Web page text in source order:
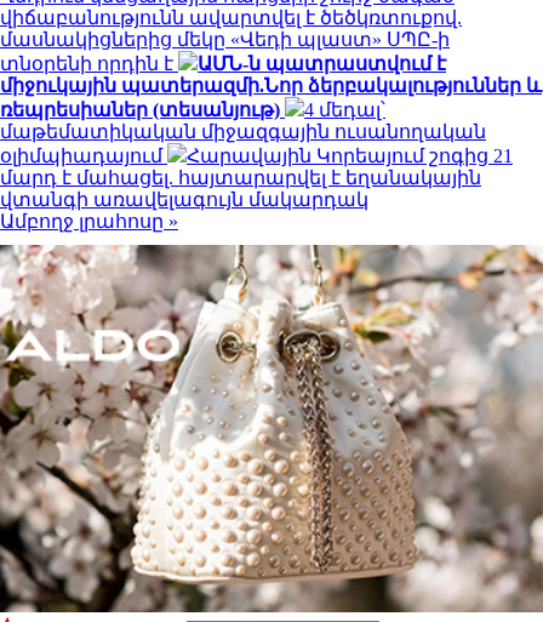
վիճաբանությունն ավարտվել է ծեծկռտուքով.
մասնակիցներից մեկը «Վեդի պլաստ» ՍՊԸ-ի
տնօրենի որդին է
ԱՄՆ-ն պատրաստվում է
միջուկային պատերազմի.Նոր ձերբակալություններ և
ռեպրեսիաներ (տեսանյութ)
4 մեդալ՝
մաթեմատիկական միջազգային ուսանողական
օլիմպիադայում
Հարավային Կորեայում շոգից 21
մարդ է մահացել. հայտարարվել է եղանակային
վտանգի առավելագույն մակարդակ
Ամբողջ լրահոսը »